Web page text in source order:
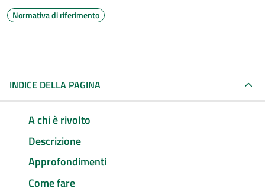
Normativa di riferimento
INDICE DELLA PAGINA
A chi è rivolto
Descrizione
Approfondimenti
Come fare